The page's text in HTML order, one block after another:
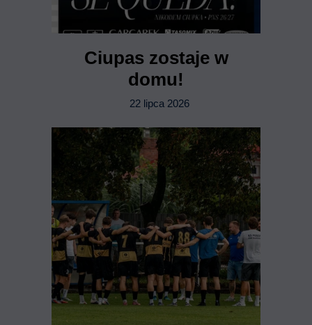
Ciupas zostaje w
domu!
22 lipca 2026